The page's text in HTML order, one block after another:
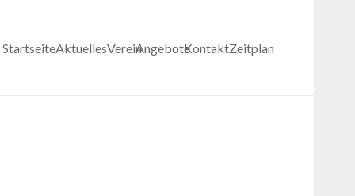
StartseiteAktuellesVereinAngeboteKontaktZeitplan